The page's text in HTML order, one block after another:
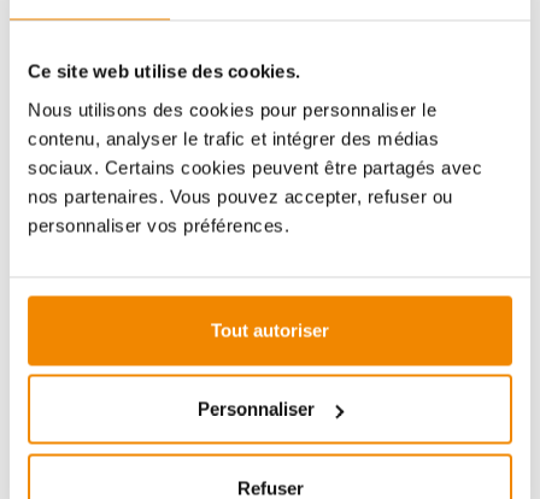
Ce site web utilise des cookies.
Nous utilisons des cookies pour personnaliser le
contenu, analyser le trafic et intégrer des médias
sociaux. Certains cookies peuvent être partagés avec
nos partenaires. Vous pouvez accepter, refuser ou
personnaliser vos préférences.
Tout autoriser
Personnaliser
Refuser